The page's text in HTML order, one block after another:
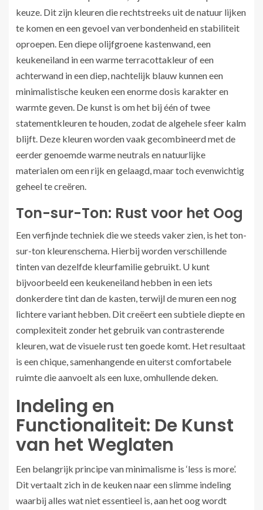
keuze. Dit zijn kleuren die rechtstreeks uit de natuur lijken
te komen en een gevoel van verbondenheid en stabiliteit
oproepen. Een diepe olijfgroene kastenwand, een
keukeneiland in een warme terracottakleur of een
achterwand in een diep, nachtelijk blauw kunnen een
minimalistische keuken een enorme dosis karakter en
warmte geven. De kunst is om het bij één of twee
statementkleuren te houden, zodat de algehele sfeer kalm
blijft. Deze kleuren worden vaak gecombineerd met de
eerder genoemde warme neutrals en natuurlijke
materialen om een rijk en gelaagd, maar toch evenwichtig
geheel te creëren.
Ton-sur-Ton: Rust voor het Oog
Een verfijnde techniek die we steeds vaker zien, is het ton-
sur-ton kleurenschema. Hierbij worden verschillende
tinten van dezelfde kleurfamilie gebruikt. U kunt
bijvoorbeeld een keukeneiland hebben in een iets
donkerdere tint dan de kasten, terwijl de muren een nog
lichtere variant hebben. Dit creëert een subtiele diepte en
complexiteit zonder het gebruik van contrasterende
kleuren, wat de visuele rust ten goede komt. Het resultaat
is een chique, samenhangende en uiterst comfortabele
ruimte die aanvoelt als een luxe, omhullende deken.
Indeling en
Functionaliteit: De Kunst
van het Weglaten
Een belangrijk principe van minimalisme is ‘less is more’.
Dit vertaalt zich in de keuken naar een slimme indeling
waarbij alles wat niet essentieel is, aan het oog wordt